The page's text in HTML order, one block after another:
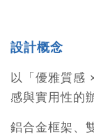
設計概念
以「優雅質感
感與實用性的
鋁合金框架、